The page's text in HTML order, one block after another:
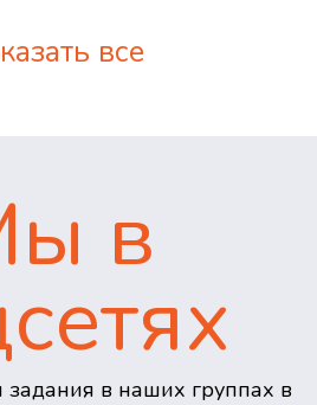
все
в
в наших группах в